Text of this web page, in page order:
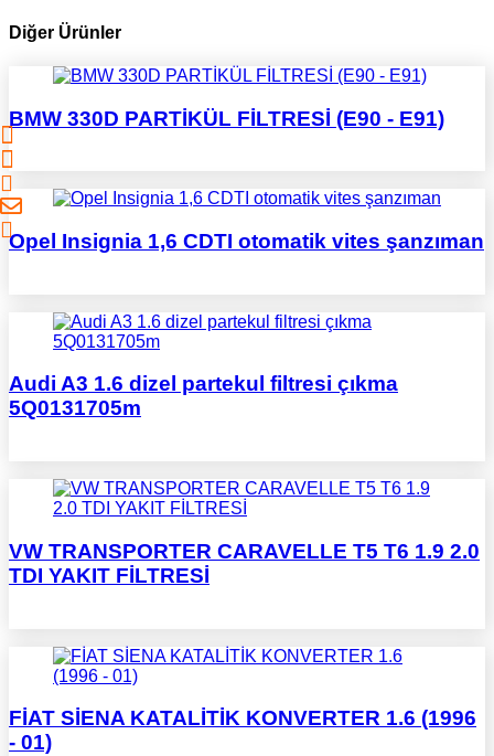
Diğer Ürünler
BMW 330D PARTİKÜL FİLTRESİ (E90 - E91)
Opel Insignia 1,6 CDTI otomatik vites şanzıman
Audi A3 1.6 dizel partekul filtresi çıkma
5Q0131705m
VW TRANSPORTER CARAVELLE T5 T6 1.9 2.0
TDI YAKIT FİLTRESİ
FİAT SİENA KATALİTİK KONVERTER 1.6 (1996
- 01)